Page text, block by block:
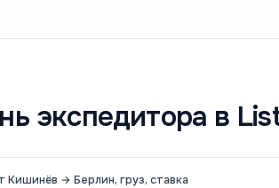
экспедитора в
Кишинёв → Берлин, груз, ставка